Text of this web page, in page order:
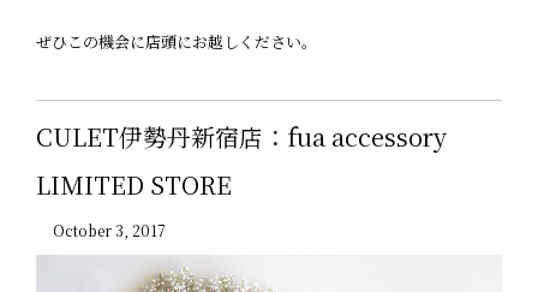
ぜひこの機会に店頭にお越しください。
CULET伊勢丹新宿店：fua accessory
LIMITED STORE
October 3, 2017